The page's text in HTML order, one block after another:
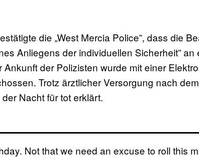
die „West Mercia Police”, dass die
Anliegens der individuellen Sicherheit” an
Ankunft der Polizisten wurde mit einer
Trotz ärztlicher Versorgung nach
Nacht für tot erklärt.
Not that we need an excuse to roll this